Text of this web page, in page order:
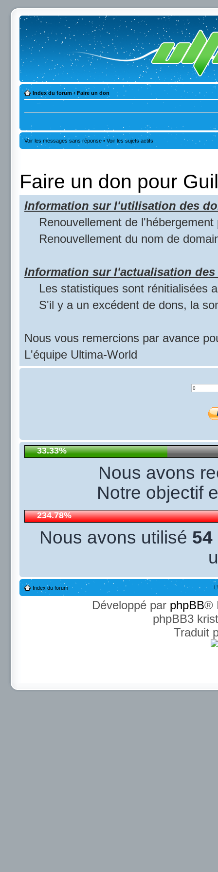
Index du forum ‹ Faire un don
Voir les messages sans réponse • Voir les sujets actifs
Faire un don pour
Information sur l'utilisation des
Renouvellement de l'hébergement
Renouvellement du nom de
Information sur l'actualisation
Les statistiques sont rénitialisées
S'il y a un excédent de dons, la
Nous vous remercions par avance
L'équipe Ultima-World
33.33%
Nous avons
Notre objectif
234.78%
Nous avons utilisé 54
Index du forum
Développé par phpBB®
phpBB3
Traduit